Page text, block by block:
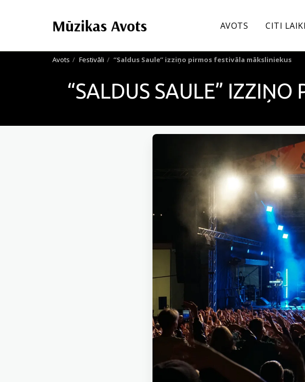
Mūzikas Avots AVOTS CITI LAIKI
Avots Festivāli “Saldus Saule” izziņo pirmos festivāla māksliniekus
“SALDUS SAULE”